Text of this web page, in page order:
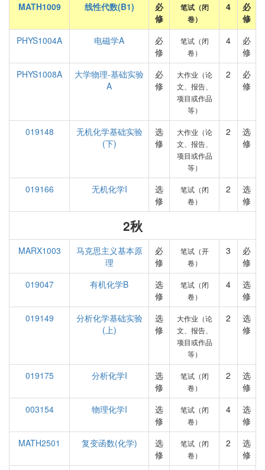
MATH1009
线性代数(B1)
必
修
笔试（闭
卷）
4
必
修
PHYS1004A
电磁学A
必
修
笔试（闭
卷）
4
必
修
PHYS1008A
大学物理-基础实验
A
必
修
大作业（论
文、报告、
项目或作品
等）
2
必
修
019148
无机化学基础实验
(下)
选
修
大作业（论
文、报告、
项目或作品
等）
2
选
修
019166 无机化学I
选
修
笔试（闭
卷）
2
选
修
2秋
MARX1003
马克思主义基本原
理
必
修
笔试（开
卷）
3
必
修
019047
有机化学B
选
修
笔试（闭
卷）
4
选
修
019149
分析化学基础实验
(上)
选
修
大作业（论
文、报告、
项目或作品
等）
2
选
修
019175 分析化学I
选
修
笔试（闭
卷）
2
选
修
003154
物理化学I
选
修
笔试（闭
卷）
4
选
修
MATH2501
复变函数(化学)
选
修
笔试（闭
卷）
2
选
修